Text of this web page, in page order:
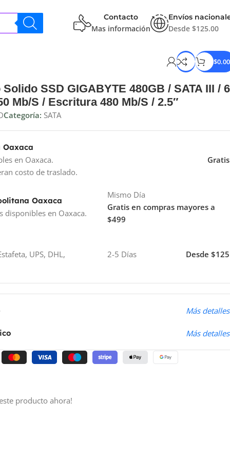
Contacto
Mas información
Envíos
Desde $125.00
$0.00
SSD GIGABYTE 480GB / SATA III / 6
Mb/S / Escritura 480 Mb/S / 2.5″
Categoría: SATA
Oaxaca
en Oaxaca.
costo de traslado.
Gratis
Oaxaca
disponibles en Oaxaca.
Mismo Día
Gratis en compras mayores a
$499
UPS, DHL,
2-5 Días Desde $125
Más detalles
Más detalles
producto ahora!